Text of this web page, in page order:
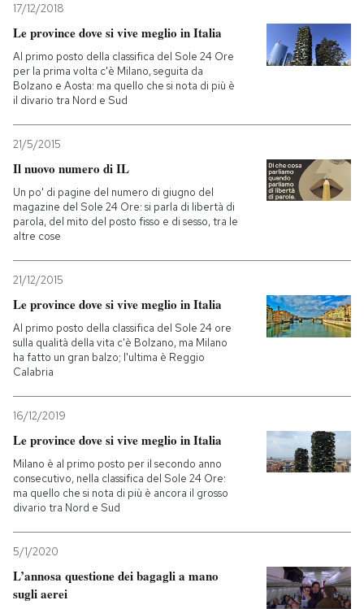
17/12/2018
Le province dove si vive meglio in Italia
Al primo posto della classifica del Sole 24 Ore
per la prima volta c'è Milano, seguita da
Bolzano e Aosta: ma quello che si nota di più è
il divario tra Nord e Sud
21/5/2015
Il nuovo numero di IL
Un po' di pagine del numero di giugno del
magazine del Sole 24 Ore: si parla di libertà di
parola, del mito del posto fisso e di sesso, tra le
altre cose
21/12/2015
Le province dove si vive meglio in Italia
Al primo posto della classifica del Sole 24 ore
sulla qualità della vita c'è Bolzano, ma Milano
ha fatto un gran balzo; l'ultima è Reggio
Calabria
16/12/2019
Le province dove si vive meglio in Italia
Milano è al primo posto per il secondo anno
consecutivo, nella classifica del Sole 24 Ore:
ma quello che si nota di più è ancora il grosso
divario tra Nord e Sud
5/1/2020
L’annosa questione dei bagagli a mano
sugli aerei